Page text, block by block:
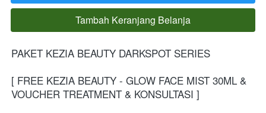
`
Tambah Keranjang Belanja
PAKET KEZIA BEAUTY DARKSPOT SERIES
[ FREE KEZIA BEAUTY - GLOW FACE MIST 30ML &
VOUCHER TREATMENT & KONSULTASI ]